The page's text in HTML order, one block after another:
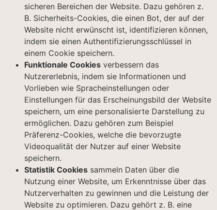
sicheren Bereichen der Website. Dazu gehören z.
B. Sicherheits-Cookies, die einen Bot, der auf der
Website nicht erwünscht ist, identifizieren können,
indem sie einen Authentifizierungsschlüssel in
einem Cookie speichern.
Funktionale Cookies verbessern das
Nutzererlebnis, indem sie Informationen und
Vorlieben wie Spracheinstellungen oder
Einstellungen für das Erscheinungsbild der Website
speichern, um eine personalisierte Darstellung zu
ermöglichen. Dazu gehören zum Beispiel
Präferenz-Cookies, welche die bevorzugte
Videoqualität der Nutzer auf einer Website
speichern.
Statistik Cookies sammeln Daten über die
Nutzung einer Website, um Erkenntnisse über das
Nutzerverhalten zu gewinnen und die Leistung der
Website zu optimieren. Dazu gehört z. B. eine